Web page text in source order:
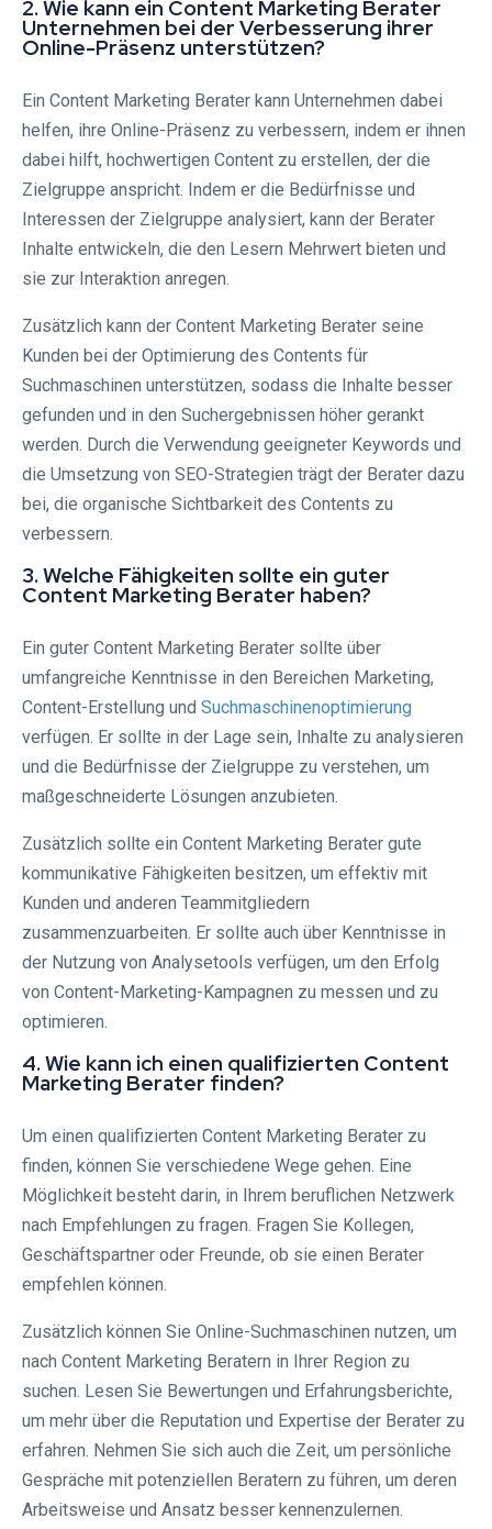
2. Wie kann ein Content Marketing Berater
Unternehmen bei der Verbesserung ihrer
Online-Präsenz unterstützen?
Ein Content Marketing Berater kann Unternehmen dabei
helfen, ihre Online-Präsenz zu verbessern, indem er ihnen
dabei hilft, hochwertigen Content zu erstellen, der die
Zielgruppe anspricht. Indem er die Bedürfnisse und
Interessen der Zielgruppe analysiert, kann der Berater
Inhalte entwickeln, die den Lesern Mehrwert bieten und
sie zur Interaktion anregen.
Zusätzlich kann der Content Marketing Berater seine
Kunden bei der Optimierung des Contents für
Suchmaschinen unterstützen, sodass die Inhalte besser
gefunden und in den Suchergebnissen höher gerankt
werden. Durch die Verwendung geeigneter Keywords und
die Umsetzung von SEO-Strategien trägt der Berater dazu
bei, die organische Sichtbarkeit des Contents zu
verbessern.
3. Welche Fähigkeiten sollte ein guter
Content Marketing Berater haben?
Ein guter Content Marketing Berater sollte über
umfangreiche Kenntnisse in den Bereichen Marketing,
Content-Erstellung und Suchmaschinenoptimierung
verfügen. Er sollte in der Lage sein, Inhalte zu analysieren
und die Bedürfnisse der Zielgruppe zu verstehen, um
maßgeschneiderte Lösungen anzubieten.
Zusätzlich sollte ein Content Marketing Berater gute
kommunikative Fähigkeiten besitzen, um effektiv mit
Kunden und anderen Teammitgliedern
zusammenzuarbeiten. Er sollte auch über Kenntnisse in
der Nutzung von Analysetools verfügen, um den Erfolg
von Content-Marketing-Kampagnen zu messen und zu
optimieren.
4. Wie kann ich einen qualifizierten Content
Marketing Berater finden?
Um einen qualifizierten Content Marketing Berater zu
finden, können Sie verschiedene Wege gehen. Eine
Möglichkeit besteht darin, in Ihrem beruflichen Netzwerk
nach Empfehlungen zu fragen. Fragen Sie Kollegen,
Geschäftspartner oder Freunde, ob sie einen Berater
empfehlen können.
Zusätzlich können Sie Online-Suchmaschinen nutzen, um
nach Content Marketing Beratern in Ihrer Region zu
suchen. Lesen Sie Bewertungen und Erfahrungsberichte,
um mehr über die Reputation und Expertise der Berater zu
erfahren. Nehmen Sie sich auch die Zeit, um persönliche
Gespräche mit potenziellen Beratern zu führen, um deren
Arbeitsweise und Ansatz besser kennenzulernen.